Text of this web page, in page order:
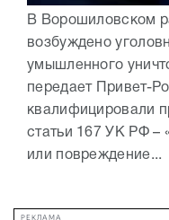
В Ворошиловском
возбуждено
умышленного
передает Привет-
квалифицировали
статьи 167 УК РФ –
или повреждение...
РЕКЛАМА